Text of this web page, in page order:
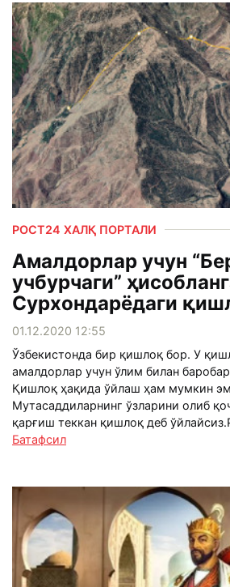
РОСТ24 ХАЛҚ ПОРТАЛИ
Амалдорлар учун
учбурчаги”
Сурхондарёдаги
01.12.2020 12:55
Ўзбекистонда бир қишлоқ бор. У
амалдорлар учун ўлим билан
Қишлоқ ҳақида ўйлаш ҳам мумкин
Мутасаддиларнинг ўзларини олиб
қарғиш теккан қишлоқ деб
Батафсил